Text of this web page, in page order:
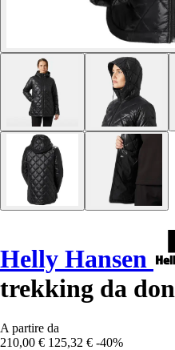
Helly Hansen
trekking da
A partire da
210,00 € 125,32 € -40%